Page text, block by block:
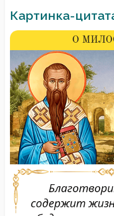
Картинка-